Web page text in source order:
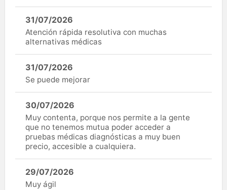
31/07/2026
Atención rápida resolutiva con muchas
alternativas médicas
31/07/2026
Se puede mejorar
30/07/2026
Muy contenta, porque nos permite a la gente
que no tenemos mutua poder acceder a
pruebas médicas diagnósticas a muy buen
precio, accesible a cualquiera.
29/07/2026
Muy ágil